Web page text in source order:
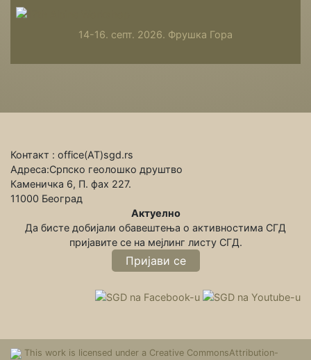
14-16. септ. 2026. Фрушка Гора
Контакт : office(АТ)sgd.rs
Адреса:Српско геолошко друштво
Каменичка 6, П. фах 227.
11000 Београд
Актуелно
Да бисте добијали обавештења о активностима СГД
пријавите се на мeјлинг листу СГД.
Пријави се
This work is licensed under a Creative CommonsAttribution-